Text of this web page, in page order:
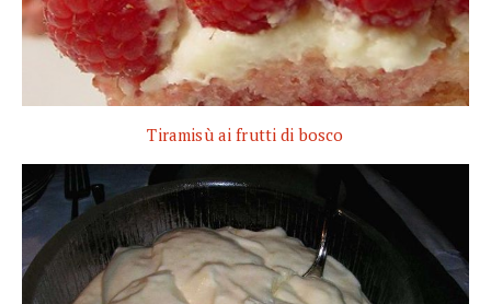
Tiramisù ai frutti di bosco